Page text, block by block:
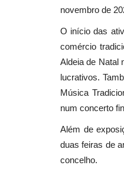
novembro de
O início das
comércio
Aldeia de Natal
lucrativos.
Música
num concerto
Além de
duas feiras de
concelho.